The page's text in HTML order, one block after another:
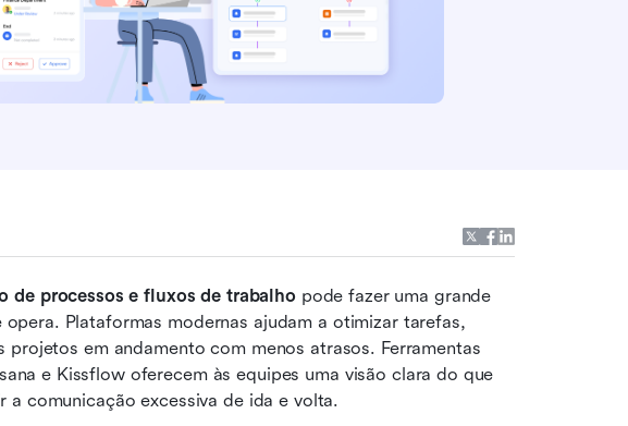
de processos e fluxos de trabalho pode fazer uma grande
Plataformas modernas ajudam a otimizar tarefas,
em andamento com menos atrasos. Ferramentas
e Kissflow oferecem às equipes uma visão clara do que
a comunicação excessiva de ida e volta.